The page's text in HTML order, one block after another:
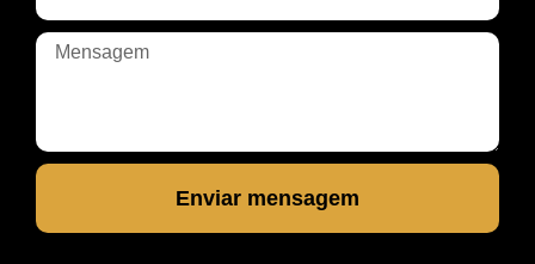
Enviar mensagem